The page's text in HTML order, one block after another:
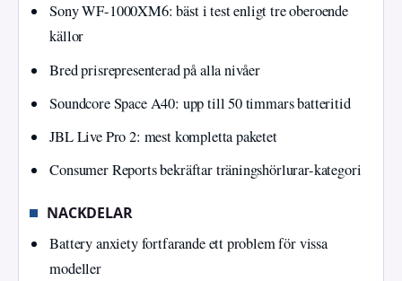
Sony WF-1000XM6: bäst i test enligt tre oberoende
källor
Bred prisrepresenterad på alla nivåer
Soundcore Space A40: upp till 50 timmars batteritid
JBL Live Pro 2: mest kompletta paketet
Consumer Reports bekräftar träningshörlurar-kategori
NACKDELAR
Battery anxiety fortfarande ett problem för vissa
modeller